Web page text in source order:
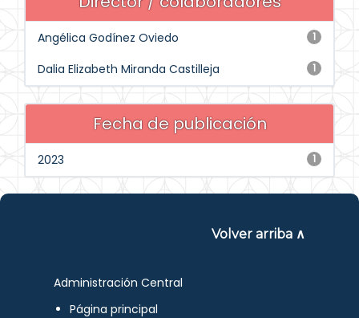
1
Angélica Godínez Oviedo
1
Dalia Elizabeth Miranda Castilleja
Fecha de publicación
1
2023
Volver arriba ∧
Administración Central
Página principal